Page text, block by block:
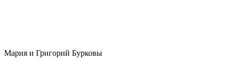
Мария и Григорий Бурковы